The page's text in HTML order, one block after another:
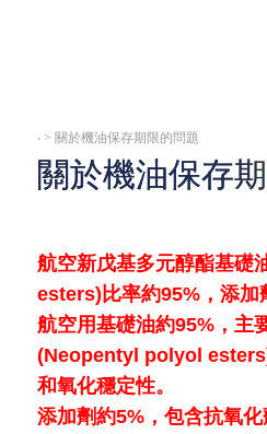
‧ > 關於機油保存期限的問題
關於機油保存
航空新戊基多元醇酯基
esters)比率約95%，添加
航空用基礎油約95%，主
(Neopentyl polyol
和氧化穩定性。
添加劑約5%，包含抗氧